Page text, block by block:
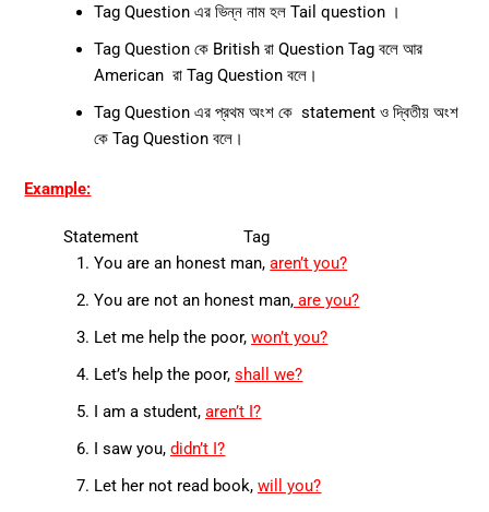
Tag Question এর ভিন্ন নাম হল Tail question ।
Tag Question কে British রা Question Tag বলে আর
American রা Tag Question বলে।
Tag Question এর প্রথম অংশ কে statement ও দ্বিতীয় অংশ
কে Tag Question বলে।
Example:
Statement Tag
You are an honest man,aren’t you?
You are not an honest man, are you?
Let me help the poor,won’t you?
Let’s help the poor,shall we?
I am a student,aren’t I?
I saw you,didn’t I?
Let her not read book,will you?